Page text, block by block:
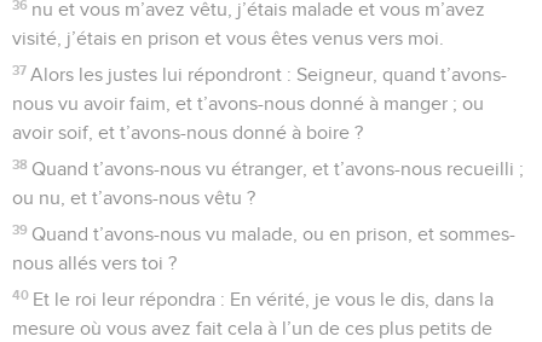
36 nu et vous m’avez vêtu, j’étais malade et vous m’avez
visité, j’étais en prison et vous êtes venus vers moi.
37 Alors les justes lui répondront : Seigneur, quand t’avons-
nous vu avoir faim, et t’avons-nous donné à manger ; ou
avoir soif, et t’avons-nous donné à boire ?
38 Quand t’avons-nous vu étranger, et t’avons-nous recueilli ;
ou nu, et t’avons-nous vêtu ?
39 Quand t’avons-nous vu malade, ou en prison, et sommes-
nous allés vers toi ?
40 Et le roi leur répondra : En vérité, je vous le dis, dans la
mesure où vous avez fait cela à l’un de ces plus petits de